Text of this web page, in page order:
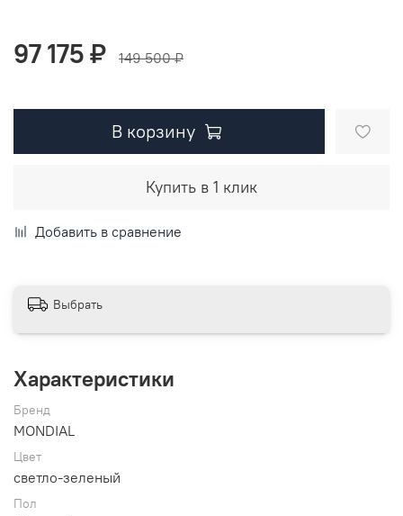
97 175 ₽ 149 500 ₽
В корзину
Купить в 1 клик
Добавить в сравнение
Выбрать
Характеристики
Бренд
MONDIAL
Цвет
светло-зеленый
Пол